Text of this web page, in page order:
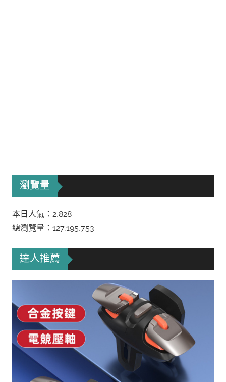
瀏覽量
本日人氣：2,828
總瀏覽量：127,195,753
達人推薦